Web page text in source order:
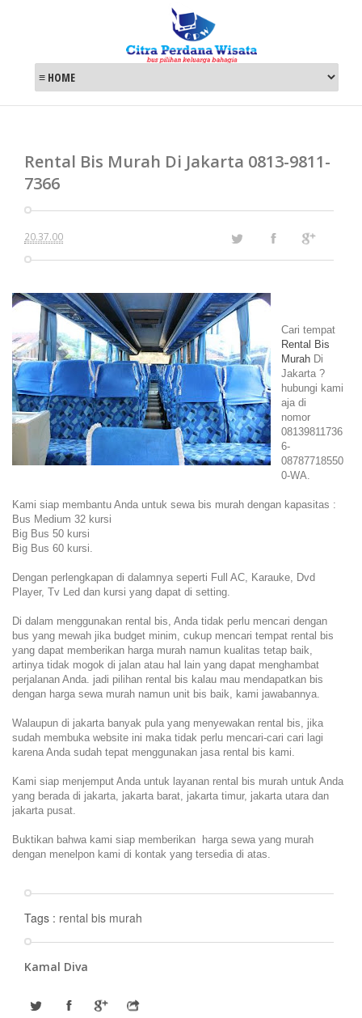
Rental Bis Murah Di Jakarta 0813-9811-
7366
20.37.00
Cari tempat
Rental Bis
Murah Di
Jakarta ?
hubungi kami
aja di
nomor
08139811736
6-
08787718550
0-WA.
Kami siap membantu Anda untuk sewa bis murah dengan kapasitas :
Bus Medium 32 kursi
Big Bus 50 kursi
Big Bus 60 kursi.
Dengan perlengkapan di dalamnya seperti Full AC, Karauke, Dvd
Player, Tv Led dan kursi yang dapat di setting.
Di dalam menggunakan rental bis, Anda tidak perlu mencari dengan
bus yang mewah jika budget minim, cukup mencari tempat rental bis
yang dapat memberikan harga murah namun kualitas tetap baik,
artinya tidak mogok di jalan atau hal lain yang dapat menghambat
perjalanan Anda. jadi pilihan rental bis kalau mau mendapatkan bis
dengan harga sewa murah namun unit bis baik, kami jawabannya.
Walaupun di jakarta banyak pula yang menyewakan rental bis, jika
sudah membuka website ini maka tidak perlu mencari-cari cari lagi
karena Anda sudah tepat menggunakan jasa rental bis kami.
Kami siap menjemput Anda untuk layanan rental bis murah untuk Anda
yang berada di jakarta, jakarta barat, jakarta timur, jakarta utara dan
jakarta pusat.
Buktikan bahwa kami siap memberikan harga sewa yang murah
dengan menelpon kami di kontak yang tersedia di atas.
Tags : rental bis murah
Kamal Diva